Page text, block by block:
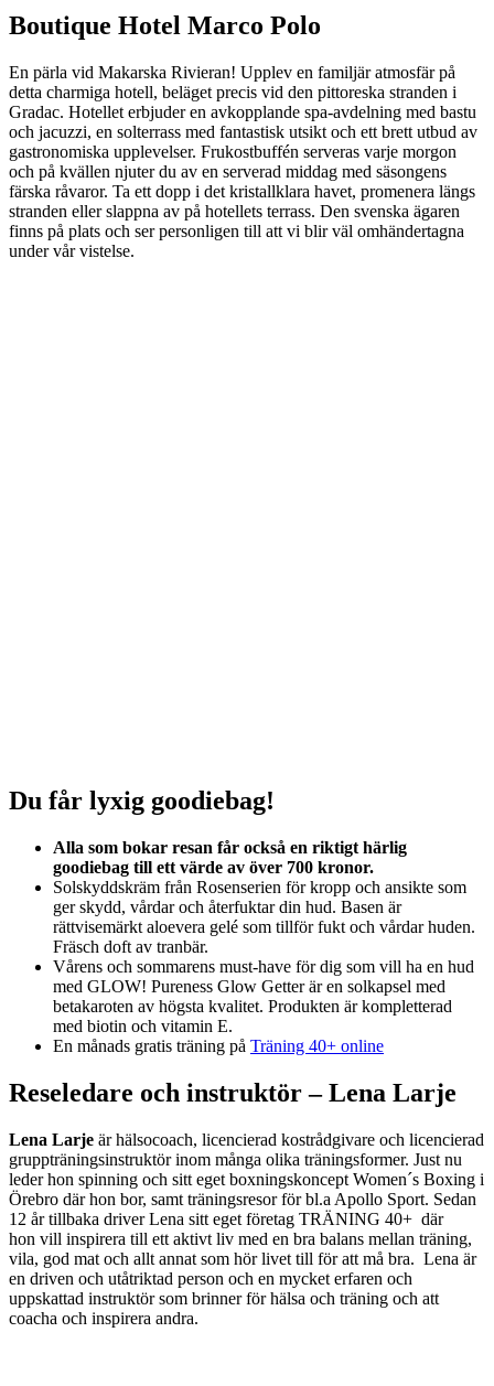
Boutique Hotel Marco Polo
En pärla vid Makarska Rivieran! Upplev en familjär atmosfär på
detta charmiga hotell, beläget precis vid den pittoreska stranden i
Gradac. Hotellet erbjuder en avkopplande spa-avdelning med bastu
och jacuzzi, en solterrass med fantastisk utsikt och ett brett utbud av
gastronomiska upplevelser. Frukostbuffén serveras varje morgon
och på kvällen njuter du av en serverad middag med säsongens
färska råvaror. Ta ett dopp i det kristallklara havet, promenera längs
stranden eller slappna av på hotellets terrass. Den svenska ägaren
finns på plats och ser personligen till att vi blir väl omhändertagna
under vår vistelse.
Du får lyxig goodiebag!
Alla som bokar resan får också en riktigt härlig
goodiebag till ett värde av över 700 kronor.
Solskyddskräm från Rosenserien för kropp och ansikte som
ger skydd, vårdar och återfuktar din hud. Basen är
rättvisemärkt aloevera gelé som tillför fukt och vårdar huden.
Fräsch doft av tranbär.
Vårens och sommarens must-have för dig som vill ha en hud
med GLOW! Pureness Glow Getter är en solkapsel med
betakaroten av högsta kvalitet. Produkten är kompletterad
med biotin och vitamin E.
En månads gratis träning på Träning 40+ online
Reseledare och instruktör – Lena Larje
Lena Larje är hälsocoach, licencierad kostrådgivare och licencierad
gruppträningsinstruktör inom många olika träningsformer. Just nu
leder hon spinning och sitt eget boxningskoncept Women´s Boxing i
Örebro där hon bor, samt träningsresor för bl.a Apollo Sport. Sedan
12 år tillbaka driver Lena sitt eget företag TRÄNING 40+ där
hon vill inspirera till ett aktivt liv med en bra balans mellan träning,
vila, god mat och allt annat som hör livet till för att må bra. Lena är
en driven och utåtriktad person och en mycket erfaren och
uppskattad instruktör som brinner för hälsa och träning och att
coacha och inspirera andra.